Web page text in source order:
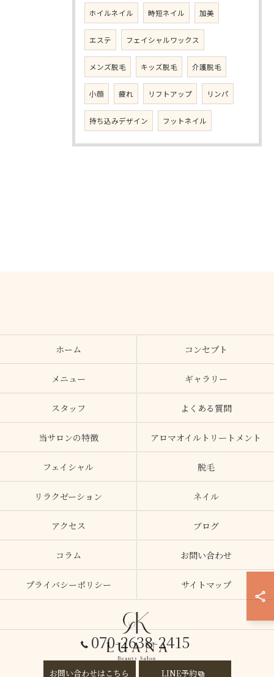
ホイルネイル 時短ネイル 加美
エステ フェイシャルワックス
メンズ脱毛 キッズ脱毛 介護脱毛
小顔 疲れ リフトアップ リンパ
持ち込みデザイン フットネイル
070-2638-2415
お問い合わせはこちら LINE予約
ホーム コンセプト
メニュー ギャラリー
スタッフ よくある質問
当サロンの特徴 アロマオイルトリートメント
フェイシャル 脱毛
リラクゼーション ネイル
アクセス ブログ
コラム お問い合わせ
プライバシーポリシー サイトマップ